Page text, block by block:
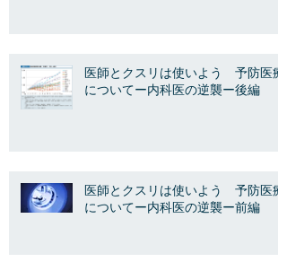
医師とクスリは使いよう 予防医療
についてー内科医の逆襲ー後編
医師とクスリは使いよう 予防医療
についてー内科医の逆襲ー前編